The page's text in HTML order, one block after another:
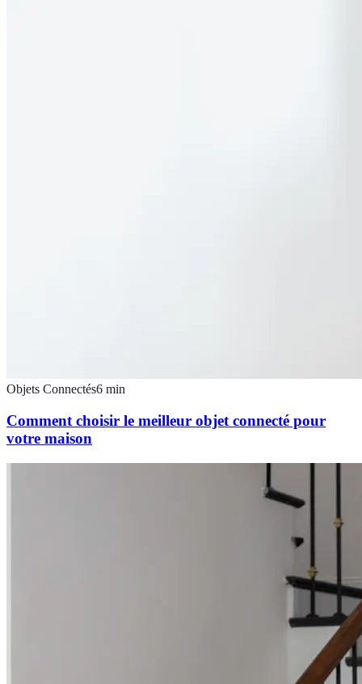
Objets Connectés6 min
Comment choisir le meilleur objet connecté pour
votre maison